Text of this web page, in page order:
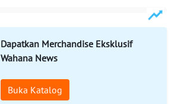
Dapatkan Merchandise Eksklusif
Wahana News
Buka Katalog